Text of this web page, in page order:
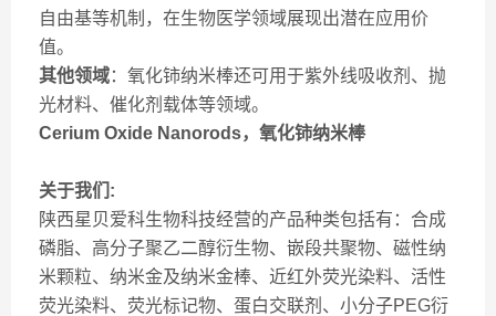
自由基等机制，在生物医学领域展现出潜在应用价
值。
其他领域：氧化铈纳米棒还可用于紫外线吸收剂、抛
光材料、催化剂载体等领域。
Cerium Oxide Nanorods，氧化铈纳米棒
关于我们:
陕西星贝爱科生物科技经营的产品种类包括有：合成
磷脂、高分子聚乙二醇衍生物、嵌段共聚物、磁性纳
米颗粒、纳米金及纳米金棒、近红外荧光染料、活性
荧光染料、荧光标记物、蛋白交联剂、小分子PEG衍